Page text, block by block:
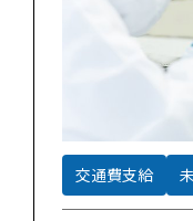
交通費支給